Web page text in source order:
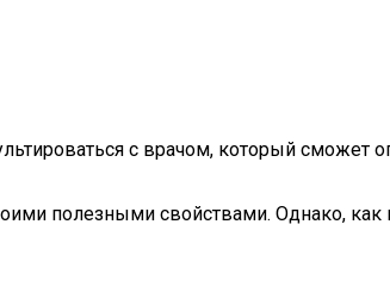
с врачом, который сможет
полезными свойствами. Однако,